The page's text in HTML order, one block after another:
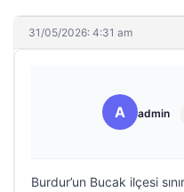
31/05/2026: 4:31 am
A admin
Burdur’un Bucak ilçesi